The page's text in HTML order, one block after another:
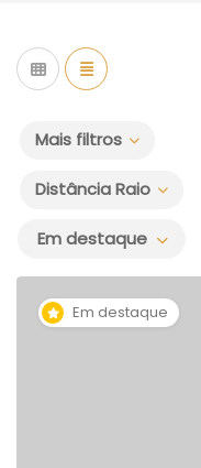
Mais filtros
Distância Raio
Em destaque
Em destaque